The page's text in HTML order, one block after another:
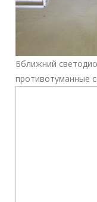
Бближний
противотуманные